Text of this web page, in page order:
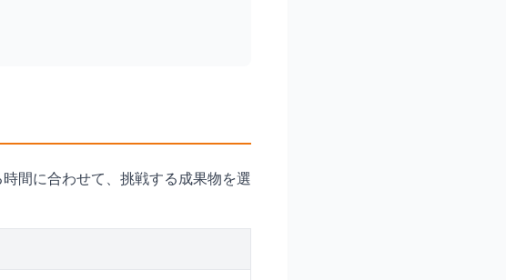
間に合わせて、挑戦する成果物を選